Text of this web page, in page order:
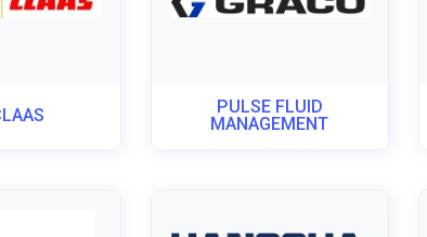
PULSE FLUID
MANAGEMENT